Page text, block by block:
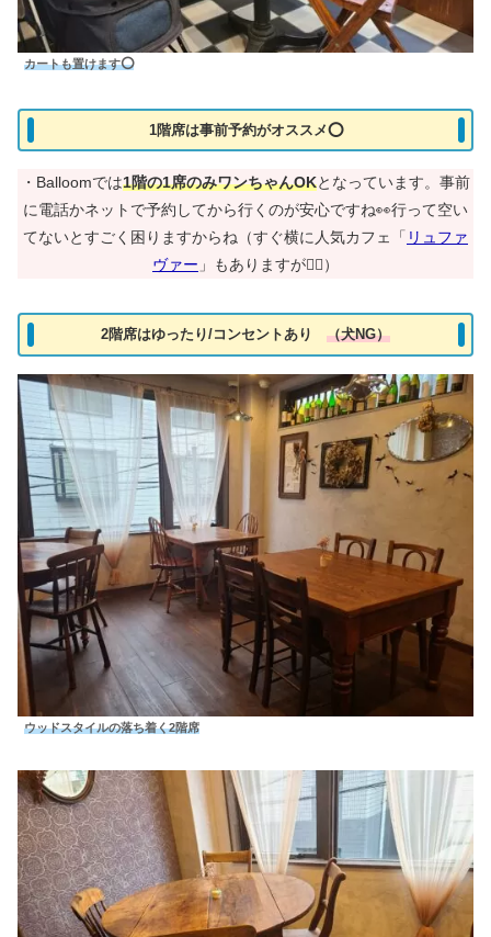
カートも置けます⭕
1階席は事前予約がオススメ⭕
・Balloomでは1階の1席のみワンちゃんOKとなっています。事前
に電話かネットで予約してから行くのが安心ですね👀行って空い
てないとすごく困りますからね（すぐ横に人気カフェ「 リュファ
ヴァー 」もありますが🙋‍♀️）
2階席はゆったり/コンセントあり （犬NG）
ウッドスタイルの落ち着く2階席